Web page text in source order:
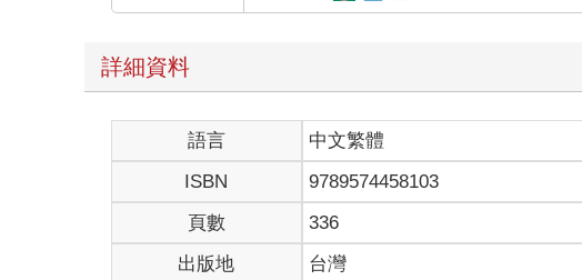
詳細資料
語言 中文繁體
ISBN
9789574458103
頁數
336
出版地
台灣